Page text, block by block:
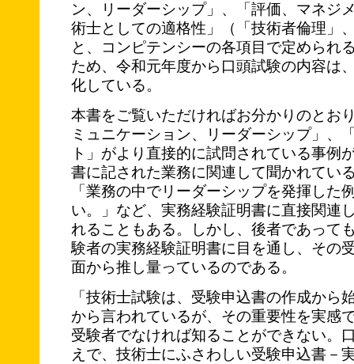
ン、リーダーシップ」、「評価、マネ
術士としての適格性」（「技術者倫理」
と、コンピテンシーの各項目で定められ
ため、令和元年度から口頭試験の内容は
化している。
本書をご覧いただければお分かりのとお
ミュニケーション、リーダーシップ」、
ト」がより直接的に試問されている事例
書に記された業務に関連して聞かれてい
「業務の中でリーダーシップを発揮した
い。」など、実務経験証明書に直接関連
れることもある。しかし、後者であって
験者の実務経験証明書に目を通し、その
面から推し量っているのである。
「技術士試験は、受験申込書の作成から
から言われているが、その重要性を実感
受験者でなければ知ることができない。
えで、技術士にふさわしい受験申込書－